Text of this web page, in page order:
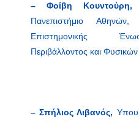
– Φοίβη Κουντούρη,
Πανεπιστήμιο
Επιστημονικής
Περιβάλλοντος και
– Σπήλιος Λιβανός,